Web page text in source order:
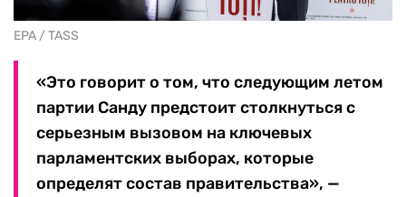
EPA / TASS
«Это говорит о том, что следующим летом
партии Санду предстоит столкнуться с
серьезным вызовом на ключевых
парламентских выборах, которые
определят состав правительства», —